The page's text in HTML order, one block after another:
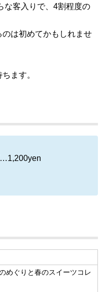
な客入りで、4割程度の
は初めてかもしれませ
ます。
めぐりと春のスイーツコレ